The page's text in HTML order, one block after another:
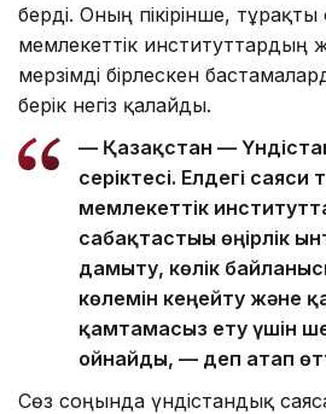
берді. Оның пікірінше,
мемлекеттік институттардың
мерзімді бірлескен
берік негіз қалайды.
— Қазақстан —
серіктесі. Елдегі
мемлекеттік
сабақтастығы өңірлік
дамыту, көлік
көлемін кеңейту және
қамтамасыз ету үшін
ойнайды, — деп атап
Сөз соңында үндістандық